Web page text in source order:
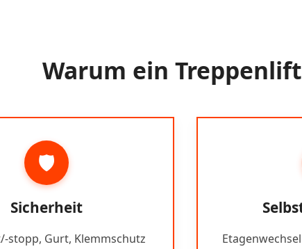
Warum ein
🛡️
Sicherheit
stopp, Gurt, Klemmschutz